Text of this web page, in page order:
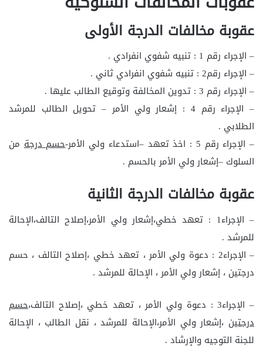
عقوبة مخالفات الدرجة الأولى
– الإجراء رقم 1 : تنبيه شفوي انفرادي .
– الإجراء رقم2 : تنبيه شفوي انفرادي ثاني .
– الإجراء رقم 3 : تدوين المخالفة وتوقيع الطالب عليها .
– الإجراء رقم 4 : إشعار ولي الأمر – تحويل الطالب للمرشد
الطلابي .
– الإجراء رقم 5 : اخذ تعهد –استدعاء ولي الأمر-
حسم درجةمن
السلوك –إشعار ولي الأمر بالحسم .
عقوبة مخالفات الدرجة الثانية
– الإجراء1 : تعهد خطي،إشعار ولي الأمر،إصلاح التالف،الإحالة
للمرشد .
– الإجراء2 : دعوة ولي الأمر ، تعهد خطي ،إصلاح التالف ، حسم
درجتين ، إشعار ولي الأمر ، الإحالة للمرشد .
– الإجراء3 : دعوة ولي الأمر ، تعهد خطي ،إصلاح التالف،
حسم
درجتين ،إشعار ولي الأمر،الإحالة للمرشد ، نقل الطالب ، الإحالة
للجنة التوجيه والإرشاد .